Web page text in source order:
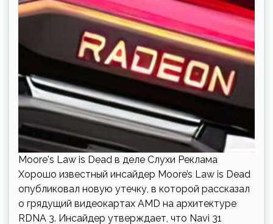
Moore's Law is Dead в деле Слухи Реклама
Хорошо известный инсайдер Moore’s Law is Dead
опубликовал новую утечку, в которой рассказал
о грядущий видеокартах AMD на архитектуре
RDNA 3. Инсайдер утверждает, что Navi 31